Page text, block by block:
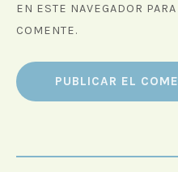
EN ESTE NAVEGADOR
COMENTE.